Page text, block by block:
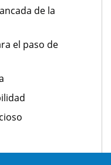
de la
el paso de